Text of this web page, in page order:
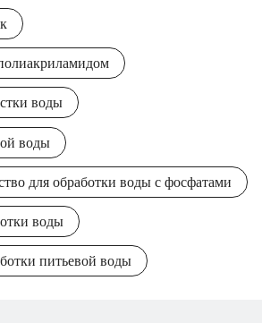
воды
воды
для обработки воды с фосфатами
воды
питьевой воды